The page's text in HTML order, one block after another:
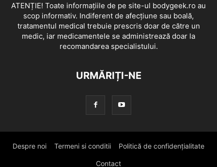
ATENȚIE! Toate informațiile de pe site-ul bodygeek.ro au
scop informativ. Indiferent de afecțiune sau boală,
tratamentul medical trebuie prescris doar de către un
medic, iar medicamentele se administrează doar la
recomandarea specialistului.
URMĂRIȚI-NE
Despre noi Termeni si conditii Politică de confidențialitate
Contact